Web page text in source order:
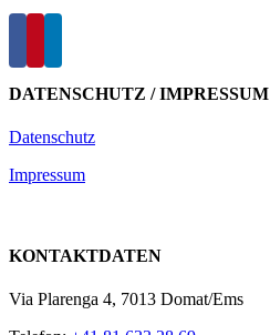
DATENSCHUTZ / IMPRESSUM
Datenschutz
Impressum
KONTAKTDATEN
Via Plarenga 4, 7013 Domat/Ems